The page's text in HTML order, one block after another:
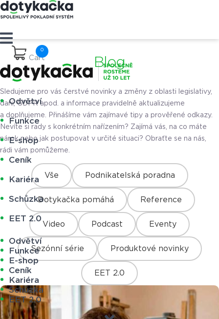
Cart
Odvětví
Funkce
E-shop
Ceník
Kariéra
Schůzka
EET 2.0
Odvětví
Funkce
E-shop
Ceník
Kariéra
Schůzka
EET 2.0
Blog
Sledujeme pro vás čerstvé novinky a změny z oblasti legislativy,
daní, GDPR apod. a informace pravidelně aktualizujeme
a doplňujeme. Přinášíme vám zajímavé tipy a prověřené odkazy.
Nevíte si rady s konkrétním nařízením? Zajímá vás, na co máte
nárok nebo jak postupovat v určité situaci? Obraťte se na nás,
rádi vám pomůžeme.
Vše Podnikatelská poradna
Dotykačka pomáhá Reference
Video Podcast Eventy
Sezónní série Produktové novinky
EET 2.0